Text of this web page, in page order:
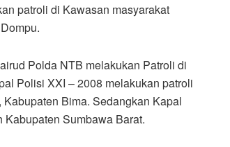
patroli di Kawasan masyarakat
Polda NTB melakukan Patroli di
Polisi XXI – 2008 melakukan patroli
Bima. Sedangkan Kapal
Sumbawa Barat.